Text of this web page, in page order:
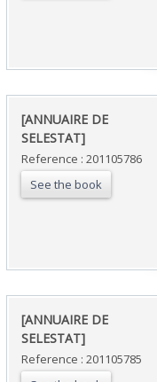
‎[ANNUAIRE DE
SELESTAT]‎
Reference : 201105786
See the book
‎[ANNUAIRE DE
SELESTAT]‎
Reference : 201105785